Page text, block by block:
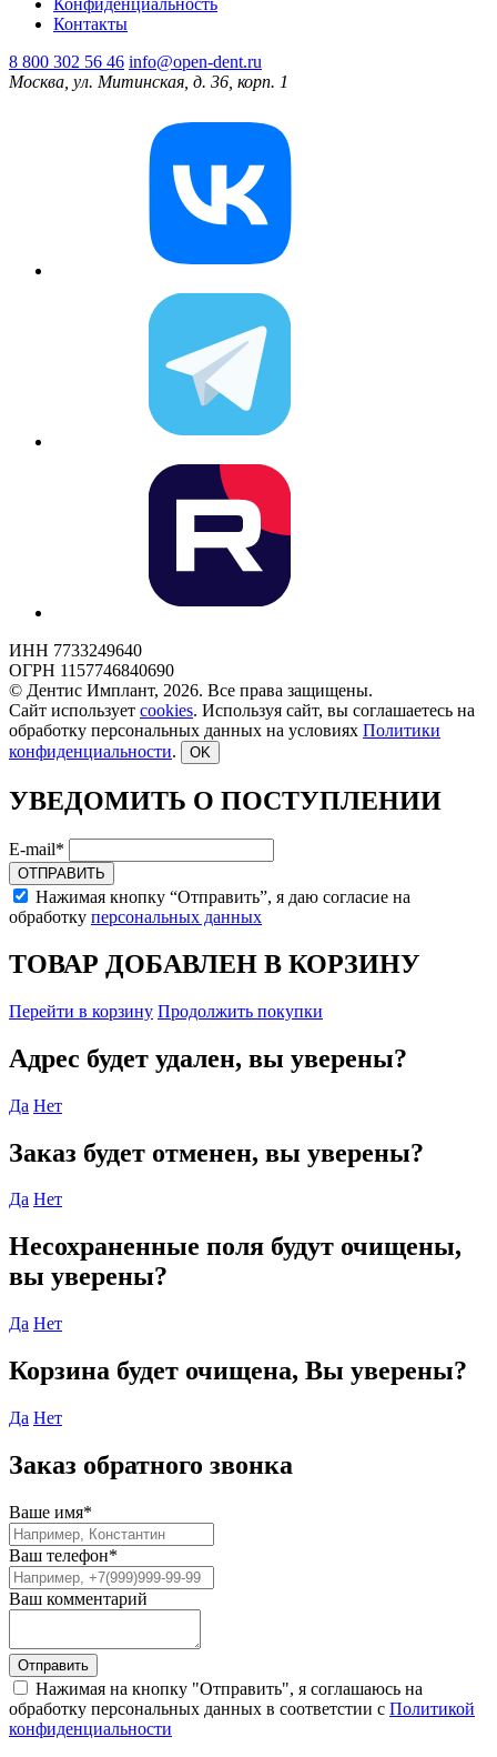
Конфиденциальность
Контакты
8 800 302 56 46 info@open-dent.ru
Москва, ул. Митинская, д. 36, корп. 1
ИНН 7733249640
ОГРН 1157746840690
© Дентис Имплант, 2026. Все права защищены.
Сайт использует cookies. Используя сайт, вы соглашаетесь на
обработку персональных данных на условиях Политики
конфиденциальности. OK
УВЕДОМИТЬ О ПОСТУПЛЕНИИ
E-mail*
ОТПРАВИТЬ
Нажимая кнопку “Отправить”, я даю согласие на
обработку персональных данных
ТОВАР ДОБАВЛЕН В КОРЗИНУ
Перейти в корзину Продолжить покупки
Адрес будет удален, вы уверены?
Да Нет
Заказ будет отменен, вы уверены?
Да Нет
Несохраненные поля будут очищены,
вы уверены?
Да Нет
Корзина будет очищена, Вы уверены?
Да Нет
Заказ обратного звонка
Ваше имя*
Ваш телефон*
Ваш комментарий
Отправить
Нажимая на кнопку "Отправить", я соглашаюсь на
обработку персональных данных в соответстии с Политикой
конфиденциальности